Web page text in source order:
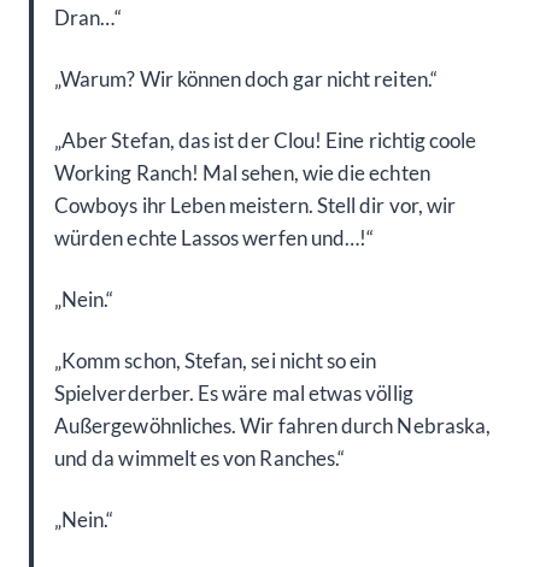
Dran…“
„Warum? Wir können doch gar nicht reiten.“
„Aber Stefan, das ist der Clou! Eine richtig coole
Working Ranch! Mal sehen, wie die echten
Cowboys ihr Leben meistern. Stell dir vor, wir
würden echte Lassos werfen und…!“
„Nein.“
„Komm schon, Stefan, sei nicht so ein
Spielverderber. Es wäre mal etwas völlig
Außergewöhnliches. Wir fahren durch Nebraska,
und da wimmelt es von Ranches.“
„Nein.“